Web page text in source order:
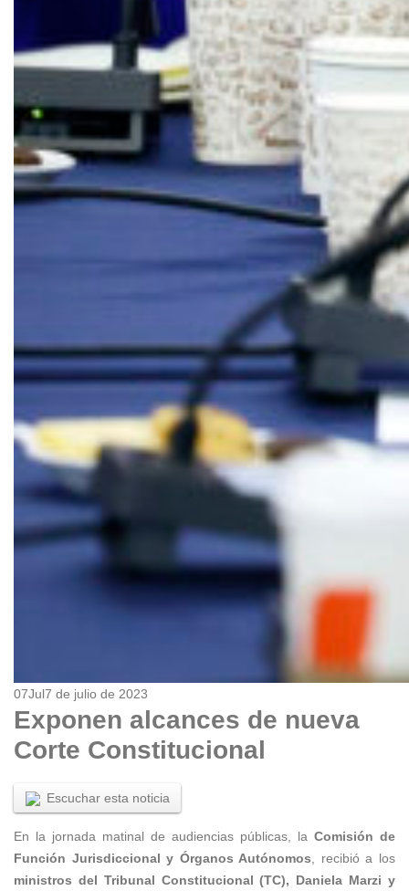
07Jul7 de julio de 2023
Exponen alcances de nueva
Corte Constitucional
Escuchar esta noticia
En la jornada matinal de audiencias públicas, la Comisión de
Función Jurisdiccional y Órganos Autónomos, recibió a los
ministros del Tribunal Constitucional (TC), Daniela Marzi y